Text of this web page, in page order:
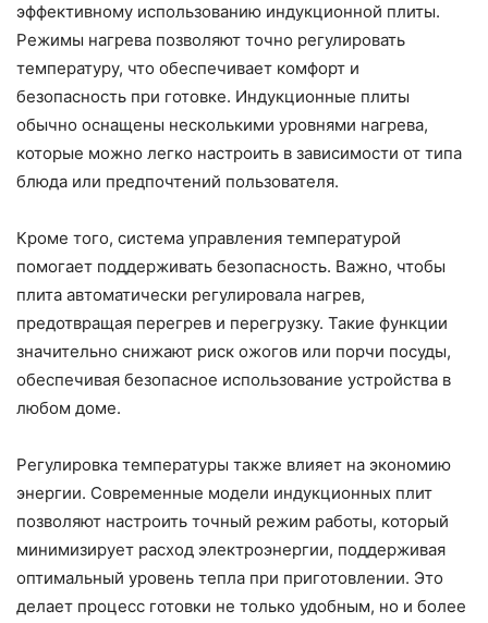
эффективному использованию индукционной плиты.
Режимы нагрева позволяют точно регулировать
температуру, что обеспечивает комфорт и
безопасность при готовке. Индукционные плиты
обычно оснащены несколькими уровнями нагрева,
которые можно легко настроить в зависимости от типа
блюда или предпочтений пользователя.
Кроме того, система управления температурой
помогает поддерживать безопасность. Важно, чтобы
плита автоматически регулировала нагрев,
предотвращая перегрев и перегрузку. Такие функции
значительно снижают риск ожогов или порчи посуды,
обеспечивая безопасное использование устройства в
любом доме.
Регулировка температуры также влияет на экономию
энергии. Современные модели индукционных плит
позволяют настроить точный режим работы, который
минимизирует расход электроэнергии, поддерживая
оптимальный уровень тепла при приготовлении. Это
делает процесс готовки не только удобным, но и более